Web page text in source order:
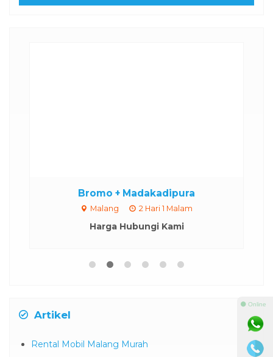
Bromo + Madakadipura
Malang 2 Hari 1 Malam
Harga Hubungi Kami
Artikel
Rental Mobil Malang Murah
⚫ Online